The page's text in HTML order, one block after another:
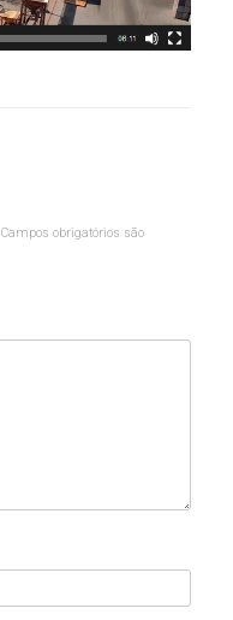
Campos obrigatórios são